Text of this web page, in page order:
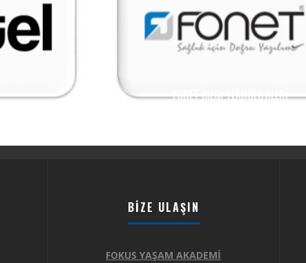
FONET BILGI TEKNOLOJILERI
BIZE ULAŞIN
FOKUS YAŞAM AKADEMİ